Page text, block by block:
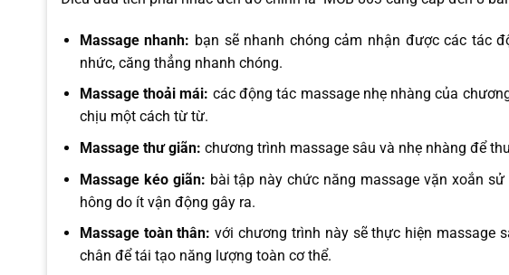
Massage nhanh: bạn sẽ nhanh chóng cảm nhận được các tác
nhức, căng thẳng nhanh chóng.
Massage thoải mái: các động tác massage nhẹ nhàng của
chịu một cách từ từ.
Massage thư giãn: chương trình massage sâu và nhẹ nhàng để
Massage kéo giãn: bài tập này chức năng massage vặn xoắn
hông do ít vận động gây ra.
Massage toàn thân: với chương trình này sẽ thực hiện massage
chân để tái tạo năng lượng toàn cơ thể.